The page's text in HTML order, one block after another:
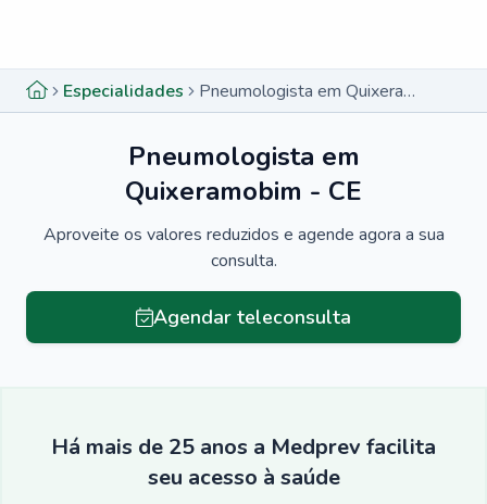
Especialidades Pneumologista em Quixeramobim - CE
Pneumologista em
Quixeramobim - CE
Aproveite os valores reduzidos e agende agora a sua
consulta.
Agendar teleconsulta
Há mais de 25 anos a Medprev facilita
seu acesso à saúde